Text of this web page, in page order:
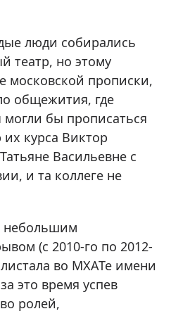
люди собирались
театр, но этому
московской прописки,
общежития, где
бы прописаться
курса Виктор
Васильевне с
и та коллеге не
небольшим
(с 2010-го по 2012-
во МХАТе имени
это время успев
ролей,